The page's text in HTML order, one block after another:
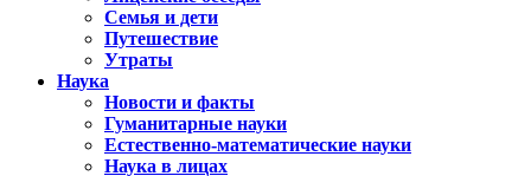
Семья и дети
Путешествие
Утраты
Наука
Новости и факты
Гуманитарные науки
Естественно-математические науки
Наука в лицах